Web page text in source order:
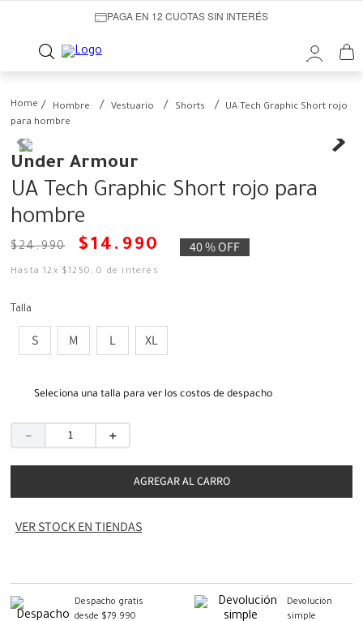
PAGA EN 12 CUOTAS SIN INTERÉS
Hombre Vestuario Shorts
UA Tech Graphic Short rojo
para hombre
Under Armour
UA Tech Graphic Short rojo para
hombre
$24.990 $14 . 990 40 %OFF
Hasta12 x $1250 ,0 de interés
Talla
S M L XL
Seleciona una talla para ver los costos de despacho
＋
－
AGREGAR AL CARRO
VER STOCK EN TIENDAS
Despacho gratis
desde $79.990
Devolución
simple